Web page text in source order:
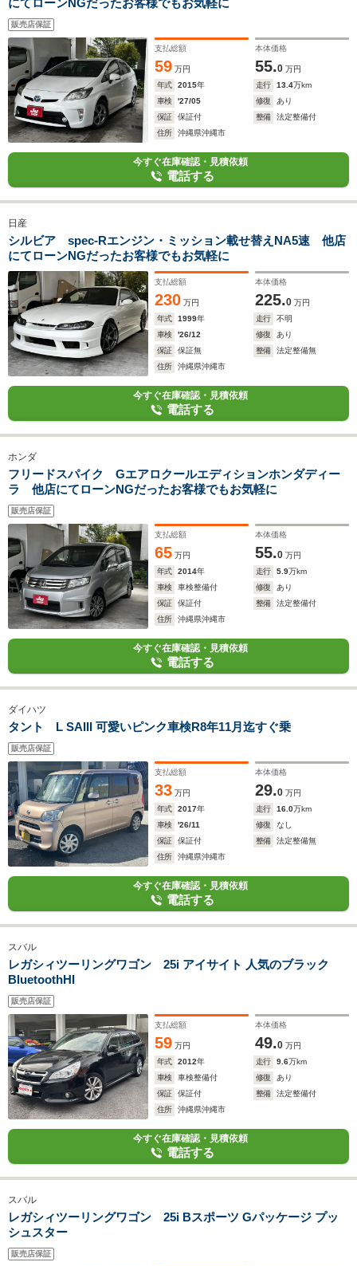
にてローンNGだったお客様でもお気軽に
販売店保証
支払総額
59 万円
本体価格
55.0 万円
年式
2015年 走行 13.4万km
車検
'27/05 修復
あり
保証
保証付 整備
法定整備付
住所
沖縄県沖縄市
今すぐ在庫確認・見積依頼
電話する
日産
シルビア spec-Rエンジン・ミッション載せ替えNA5速 他店
にてローンNGだったお客様でもお気軽に
支払総額
230 万円
本体価格
225.0 万円
年式
1999年 走行
不明
車検
'26/12 修復
あり
保証
保証無 整備
法定整備無
住所
沖縄県沖縄市
今すぐ在庫確認・見積依頼
電話する
ホンダ
フリードスパイク Gエアロクールエディションホンダディー
ラ 他店にてローンNGだったお客様でもお気軽に
販売店保証
支払総額
65 万円
本体価格
55.0 万円
年式
2014年 走行 5.9万km
車検
車検整備付 修復
あり
保証
保証付 整備
法定整備付
住所
沖縄県沖縄市
今すぐ在庫確認・見積依頼
電話する
ダイハツ
タント L SAIII 可愛いピンク車検R8年11月迄すぐ乗
販売店保証
支払総額
33 万円
本体価格
29.0 万円
年式
2017年 走行 16.0万km
車検
'26/11 修復
なし
保証
保証付 整備
法定整備無
住所
沖縄県沖縄市
今すぐ在庫確認・見積依頼
電話する
スバル
レガシィツーリングワゴン 25i アイサイト 人気のブラック
BluetoothHI
販売店保証
支払総額
59 万円
本体価格
49.0 万円
年式
2012年 走行 9.6万km
車検
車検整備付 修復
あり
保証
保証付 整備
法定整備付
住所
沖縄県沖縄市
今すぐ在庫確認・見積依頼
電話する
スバル
レガシィツーリングワゴン 25i Bスポーツ Gパッケージ プッ
シュスター
販売店保証